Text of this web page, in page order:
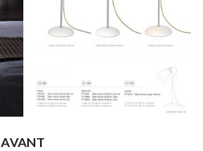
AVANT